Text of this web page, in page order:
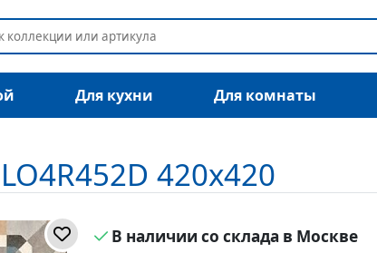
Для кухни Для комнаты
420x420
В наличии со склада в Москве